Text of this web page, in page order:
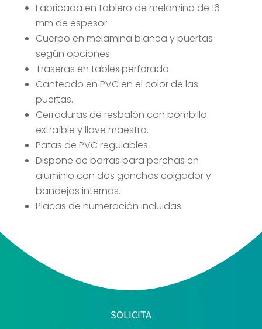
Fabricada en tablero de melamina de 16
mm de espesor.
Cuerpo en melamina blanca y puertas
según opciones.
Traseras en tablex perforado.
Canteado en PVC en el color de las
puertas.
Cerraduras de resbalón con bombillo
extraíble y llave maestra.
Patas de PVC regulables.
Dispone de barras para perchas en
aluminio con dos ganchos colgador y
bandejas internas.
Placas de numeración incluidas.
SOLICITA